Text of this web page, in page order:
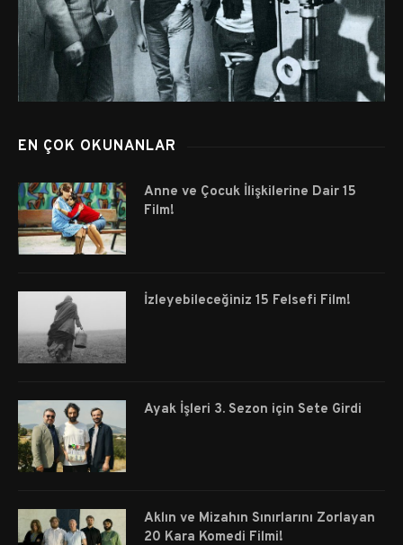
EN ÇOK OKUNANLAR
Anne ve Çocuk İlişkilerine Dair 15
Film!
İzleyebileceğiniz 15 Felsefi Film!
Ayak İşleri 3. Sezon için Sete Girdi
Aklın ve Mizahın Sınırlarını Zorlayan
20 Kara Komedi Filmi!